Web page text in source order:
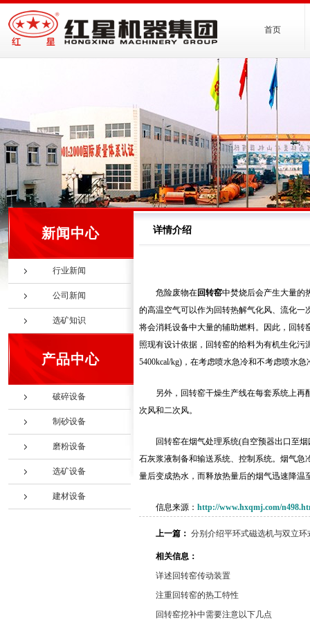
首页
新闻中心
行业新闻
公司新闻
选矿知识
产品中心
破碎设备
制砂设备
磨粉设备
选矿设备
建材设备
详情介绍
危险废物在回转窑中焚烧后会产生大量的
的高温空气可以作为回转热解气化风、流化
将会消耗设备中大量的辅助燃料。因此，回
照现有设计依据，回转窑的给料为有机生化污
5400kcal/kg)，在考虑喷水急冷和不考虑喷水
另外，回转窑干燥生产线在每套系统上
次风和二次风。
回转窑在烟气处理系统(自空预器出口至
石灰浆液制备和输送系统、控制系统。烟气
量后变成热水，而释放热量后的烟气迅速降
信息来源： http://www.hxqmj.com/
上一篇： 分别介绍平环式磁选机与双立环
相关信息：
详述回转窑传动装置
注重回转窑的热工特性
回转窑挖补中需要注意以下几点